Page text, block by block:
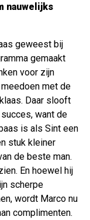
nauwelijks
geweest bij
gemaakt
voor zijn
met de
Daar slooft
want de
is als Sint een
stuk kleiner
de beste man.
En hoewel hij
scherpe
wordt Marco nu
complimenten.